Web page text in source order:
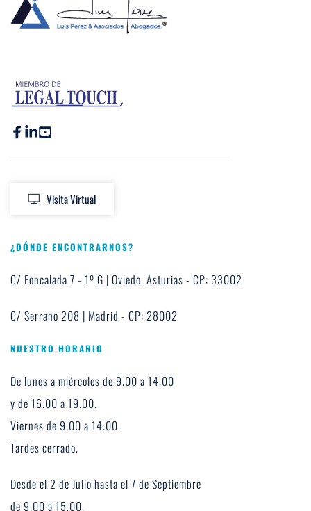
Visita Virtual
¿DÓNDE ENCONTRARNOS?
C/ Foncalada 7 - 1º G | Oviedo. Asturias - CP: 33002
C/ Serrano 208 | Madrid - CP: 28002
NUESTRO HORARIO
De lunes a miércoles de 9.00 a 14.00
y de 16.00 a 19.00.
Viernes de 9.00 a 14.00.
Tardes cerrado.
Desde el 2 de Julio hasta el 7 de Septiembre
de 9.00 a 15.00.